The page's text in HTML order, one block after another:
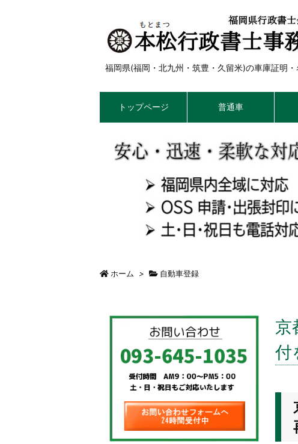
福岡県(福岡・北九州・筑豊・久留米)の車庫証明
トップページ 普通車
ホーム > 自動車登録
京
付